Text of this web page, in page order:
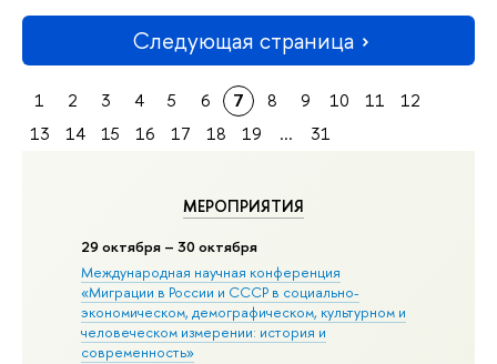
МЕРОПРИЯТИЯ
29 октября – 30 октября
Международная научная конференция
«Миграции в Росcии и СССР в социально-
экономическом, демографическом, культурном и
человеческом измерении: история и
современность»
Следующая страница
1 2 3 4 5 6 7 8 9 10 11
12
13
14 15 16 17 18 19 ... 31